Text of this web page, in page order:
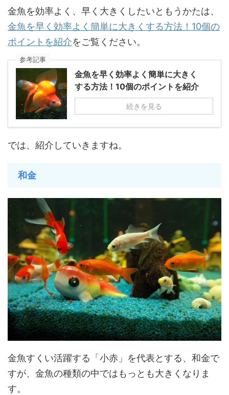
金魚を効率よく、早く大きくしたいともうかたは、
金魚を早く効率よく簡単に大きくする方法！10個の
ポイントを紹介をご覧ください。
参考記事
金魚を早く効率よく簡単に大きく
する方法！10個のポイントを紹介
続きを見る
では、紹介していきますね。
和金
金魚すくい活躍する「小赤」を代表とする、和金で
すが、金魚の種類の中ではもっとも大きくなりま
す。